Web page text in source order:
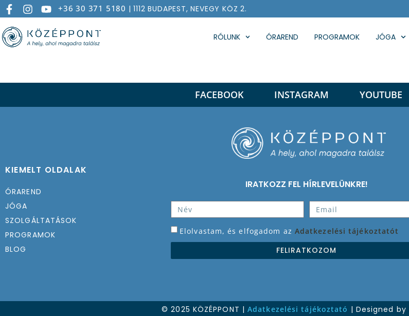
+36 30 371 5180 | 1112 BUDAPEST, NEVEGY KÖZ 2.
RÓLUNK ÓRAREND PROGRAMOK JÓGA
FACEBOOK INSTAGRAM YOUTUBE
KIEMELT OLDALAK
ÓRAREND
JÓGA
SZOLGÁLTATÁSOK
PROGRAMOK
BLOG
IRATKOZZ FEL HÍRLEVELÜNKRE!
Elolvastam, és elfogadom az Adatkezelési tájékoztatót
FELIRATKOZOM
© 2025 KÖZÉPPONT |Adatkezelési tájékoztató | Designed by